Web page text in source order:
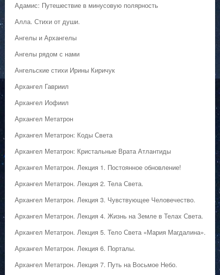
Адамис: Путешествие в минусовую полярность
Алла. Стихи от души.
Ангелы и Архангелы
Ангелы рядом с нами
Ангельские стихи Ирины Киричук
Архангел Гавриил
Архангел Иофиил
Архангел Метатрон
Архангел Метатрон: Коды Света
Архангел Метатрон: Кристальные Врата Атлантиды
Архангел Метатрон. Лекция 1. Постоянное обновление!
Архангел Метатрон. Лекция 2. Тела Света.
Архангел Метатрон. Лекция 3. Чувствующее Человечество.
Архангел Метатрон. Лекция 4. Жизнь на Земле в Телах Света.
Архангел Метатрон. Лекция 5. Тело Света «Мария Магдалина».
Архангел Метатрон. Лекция 6. Порталы.
Архангел Метатрон. Лекция 7. Путь на Восьмое Небо.